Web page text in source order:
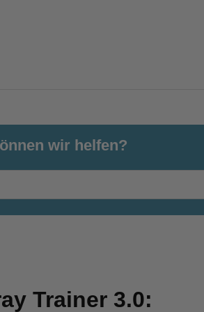
wir helfen?
Trainer 3.0: